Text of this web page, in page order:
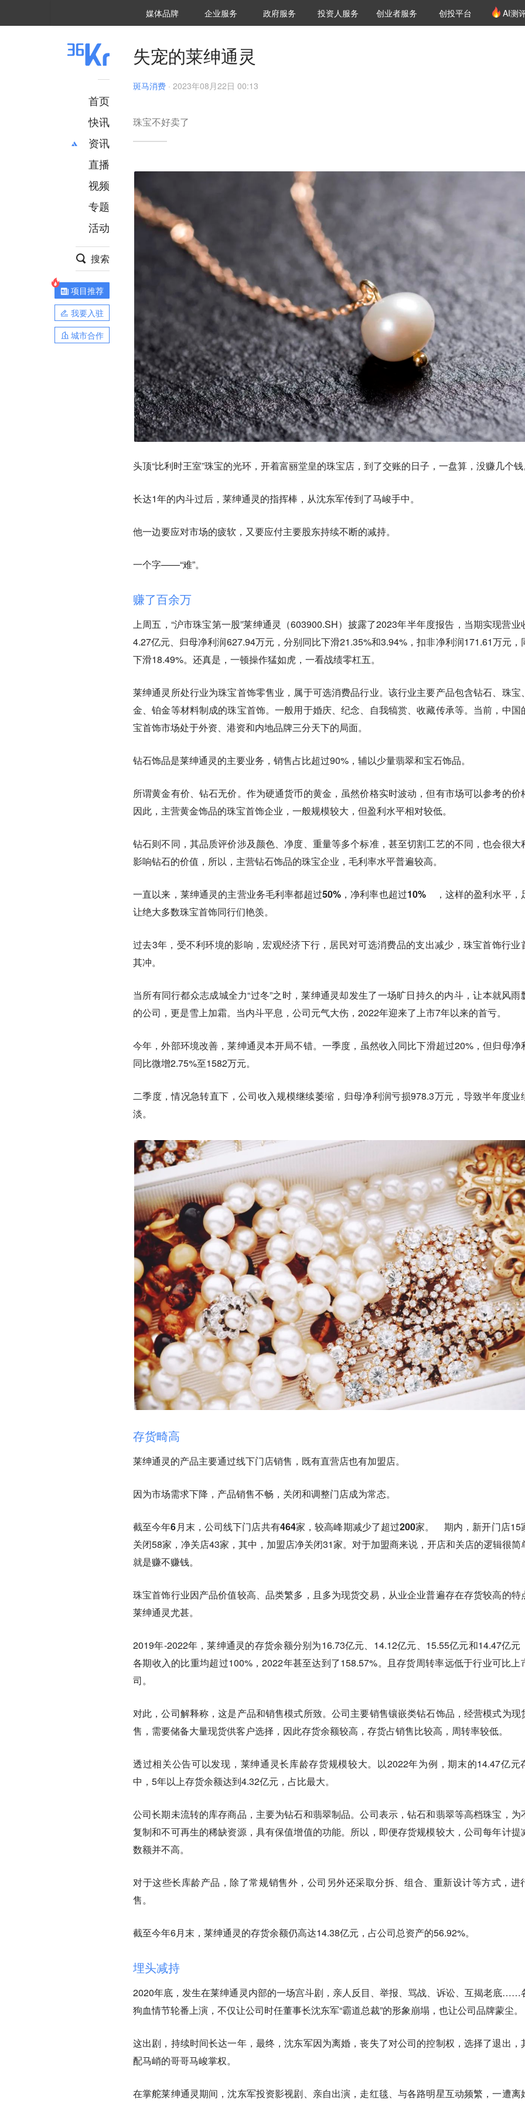
媒体品牌 36Kr研究院
企业服务 城市之窗
政府服务 VClub投资机构库
投资机构职位推介
投资人服务 创投氪堂
创业者服务 创投平台 AI测
首页
快讯
资讯
推荐
财经
项目推荐
安徽
直播
视频
专题
活动
搜索
项目推荐
我要入驻
城市合作
失宠的莱绅通灵
斑马消费 · 2023年08月22日 00:13
珠宝不好卖了
头顶“比利时王室”珠宝的光环，开着富丽堂皇的珠宝店，到了交账的日子，一盘算，没赚几个
长达1年的内斗过后， 莱绅通灵的指挥棒，从沈东军传到了马峻手中。
他一边要应对市场的疲软，又要应付主要股东持续不断的减持。
一个字——“难”。
赚了百余万
上周五，“沪市珠宝第一股”莱绅通灵（603900.SH）披露了2023年半年度报告，当期实现营业
4.27亿元、归母净利润627.94万元，分别同比下滑21.35%和3.94%，扣非净利润171.61万元，
下滑18.49%。还真是， 一顿操作猛如虎，一看战绩零杠五。
莱绅通灵所处行业为珠宝首饰零售业，属于可选消费品行业。该行业主要产品包含钻石、珠宝
金、铂金等材料制成的珠宝首饰。一般用于婚庆、纪念、自我犒赏、收藏传承等。当前，中国
宝首饰市场处于外资、港资和内地品牌三分天下的局面。
钻石饰品是莱绅通灵的主要业务，销售占比超过90%，辅以少量翡翠和宝石饰品。
所谓黄金有价、钻石无价。作为硬通货币的黄金，虽然价格实时波动，但有市场可以参考的价
因此，主营黄金饰品的珠宝首饰企业，一般规模较大，但盈利水平相对较低。
钻石则不同，其品质评价涉及颜色、净度、重量等多个标准，甚至切割工艺的不同，也会很大
影响钻石的价值，所以，主营钻石饰品的珠宝企业，毛利率水平普遍较高。
一直以来，莱绅通灵的主营业务毛利率都超过50%，净利率也超过10% ，这样的盈利水平，
让绝大多数珠宝首饰同行们艳羡。
过去3年，受不利环境的影响，宏观经济下行，居民对可选消费品的支出减少，珠宝首饰行业
其冲。
当所有同行都众志成城全力“过冬”之时，莱绅通灵却发生了一场旷日持久的内斗，让本就风雨
的公司，更是雪上加霜。当内斗平息，公司元气大伤，2022年迎来了上市7年以来的首亏。
今年，外部环境改善，莱绅通灵本开局不错。一季度，虽然收入同比下滑超过20%，但归母净
同比微增2.75%至1582万元。
二季度，情况急转直下，公司收入规模继续萎缩，归母净利润亏损978.3万元，导致半年度业
淡。
存货畸高
莱绅通灵的产品主要通过线下门店销售，既有直营店也有加盟店。
因为市场需求下降，产品销售不畅，关闭和调整门店成为常态。
截至今年6月末，公司线下门店共有464家，较高峰期减少了超过200家。
期内，新开门店15
关闭58家，净关店43家，其中，加盟店净关闭31家。对于加盟商来说，开店和关店的逻辑很简
就是赚不赚钱。
珠宝首饰行业因产品价值较高、品类繁多，且多为现货交易，从业企业普遍存在存货较高的特
莱绅通灵尤甚。
2019年-2022年，莱绅通灵的存货余额分别为16.73亿元、14.12亿元、15.55亿元和14.47亿元
各期收入的比重均超过100%，2022年甚至达到了158.57%。
且存货周转率远低于行业可比上
司。
对此，公司解释称，这是产品和销售模式所致。公司主要销售镶嵌类钻石饰品，经营模式为现
售，需要储备大量现货供客户选择，因此存货余额较高，存货占销售比较高，周转率较低。
透过相关公告可以发现，莱绅通灵长库龄存货规模较大。以2022年为例，期末的14.47亿元
中，5年以上存货余额达到4.32亿元，占比最大。
公司长期未流转的库存商品，主要为钻石和翡翠制品。公司表示，钻石和翡翠等高档珠宝，为
复制和不可再生的稀缺资源，具有保值增值的功能。所以，即便存货规模较大，公司每年计提
数额并不高。
对于这些长库龄产品，除了常规销售外，公司另外还采取分拆、组合、重新设计等方式，进
售。
截至今年6月末，莱绅通灵的存货余额仍高达14.38亿元，占公司总资产的56.92%。
埋头减持
2020年底，发生在莱绅通灵内部的一场宫斗剧，亲人反目、举报、骂战、诉讼、互揭老底……
狗血情节轮番上演，不仅让公司时任董事长沈东军“霸道总裁”的形象崩塌，也让公司品牌蒙
这出剧，持续时间长达一年，最终，沈东军因为离婚，丧失了对公司的控制权，选择了退出，
配马峭的哥哥马峻掌权。
在掌舵莱绅通灵期间，沈东军投资影视剧、亲自出演，走红毯、与各路明星互动频繁，一遭离